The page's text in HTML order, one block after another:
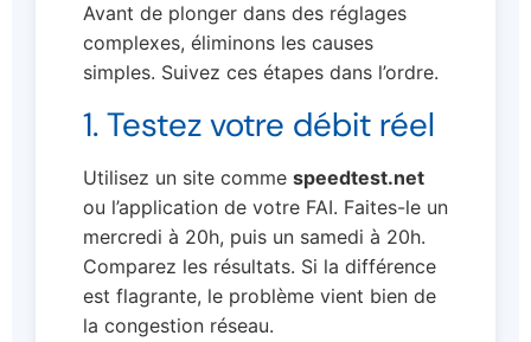
Avant de plonger dans des réglages
complexes, éliminons les causes
simples. Suivez ces étapes dans l’ordre.
1. Testez votre débit réel
Utilisez un site comme speedtest.net
ou l’application de votre FAI. Faites-le un
mercredi à 20h, puis un samedi à 20h.
Comparez les résultats. Si la différence
est flagrante, le problème vient bien de
la congestion réseau.